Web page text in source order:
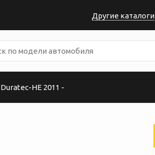
Другие каталоги
HE 2011 -